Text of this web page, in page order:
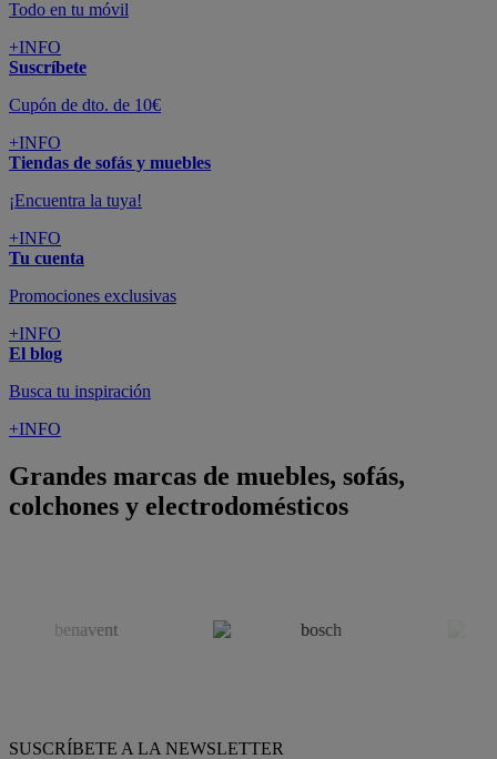
Todo en tu móvil
+INFO
Suscríbete
Cupón de dto. de 10€
+INFO
Tiendas de sofás y muebles
¡Encuentra la tuya!
+INFO
Tu cuenta
Promociones exclusivas
+INFO
El blog
Busca tu inspiración
+INFO
Grandes marcas de muebles, sofás,
colchones y electrodomésticos
SUSCRÍBETE A LA NEWSLETTER